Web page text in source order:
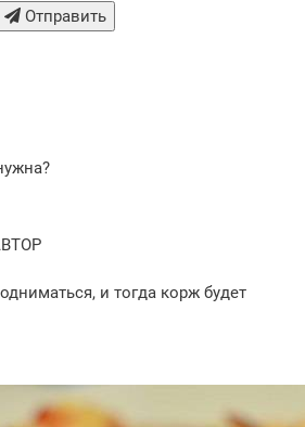
Отправить
и тогда корж будет